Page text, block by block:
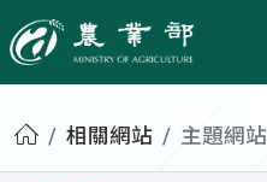
農業部
首頁相關網站 主題網站